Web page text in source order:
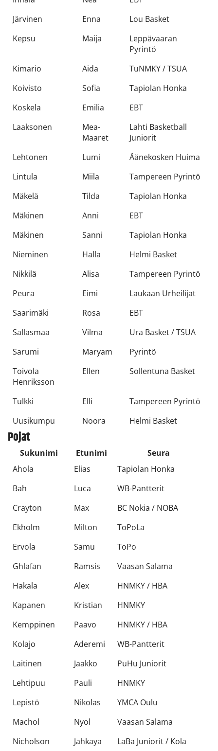
Järvinen
Enna
Lou Basket
Kepsu
Maija
Leppävaaran
Pyrintö
Kimario
Aida
TuNMKY / TSUA
Koivisto
Sofia
Tapiolan Honka
Koskela
Emilia
EBT
Laaksonen
Mea-
Maaret
Lahti Basketball
Juniorit
Lehtonen
Lumi
Äänekosken Huima
Lintula
Miila
Tampereen Pyrintö
Mäkelä
Tilda
Tapiolan Honka
Mäkinen
Anni
EBT
Mäkinen
Sanni
Tapiolan Honka
Nieminen
Halla
Helmi Basket
Nikkilä
Alisa
Tampereen Pyrintö
Peura
Eimi
Laukaan Urheilijat
Saarimäki
Rosa
EBT
Sallasmaa
Vilma
Ura Basket / TSUA
Sarumi
Maryam
Pyrintö
Toivola
Henriksson
Ellen Sollentuna Basket
Tulkki Elli
Tampereen Pyrintö
Uusikumpu
Noora Helmi Basket
Pojat
Sukunimi Etunimi
Seura
Ahola
Elias
Tapiolan Honka
Bah
Luca
WB-Pantterit
Crayton
Max
BC Nokia / NOBA
Ekholm
Milton
ToPoLa
Ervola
Samu
ToPo
Ghlafan
Ramsis
Vaasan Salama
Hakala
Alex
HNMKY / HBA
Kapanen
Kristian
HNMKY
Kemppinen
Paavo
HNMKY / HBA
Kolajo
Aderemi
WB-Pantterit
Laitinen
Jaakko
PuHu Juniorit
Lehtipuu
Pauli
HNMKY
Lepistö
Nikolas
YMCA Oulu
Machol
Nyol
Vaasan Salama
Nicholson
Jahkaya LaBa Juniorit / Kola